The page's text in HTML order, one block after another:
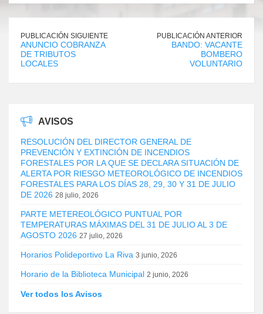
PUBLICACIÓN SIGUIENTE
ANUNCIO COBRANZA
DE TRIBUTOS
LOCALES
PUBLICACIÓN ANTERIOR
BANDO: VACANTE
BOMBERO
VOLUNTARIO
AVISOS
RESOLUCIÓN DEL DIRECTOR GENERAL DE
PREVENCIÓN Y EXTINCIÓN DE INCENDIOS
FORESTALES POR LA QUE SE DECLARA SITUACIÓN DE
ALERTA POR RIESGO METEOROLÓGICO DE INCENDIOS
FORESTALES PARA LOS DÍAS 28, 29, 30 Y 31 DE JULIO
DE 2026 28 julio, 2026
PARTE METEREOLÓGICO PUNTUAL POR
TEMPERATURAS MÁXIMAS DEL 31 DE JULIO AL 3 DE
AGOSTO 2026 27 julio, 2026
Horarios Polideportivo La Riva 3 junio, 2026
Horario de la Biblioteca Municipal 2 junio, 2026
Ver todos los Avisos